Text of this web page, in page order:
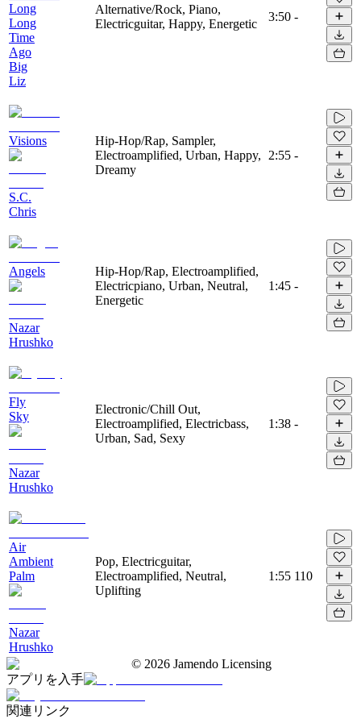
Long
Long
Time
Ago
Big
Liz
Alternative/Rock, Piano,
Electricguitar, Happy, Energetic
3:50 -
Visions
S.C.
Chris
Hip-Hop/Rap, Sampler,
Electroamplified, Urban, Happy,
Dreamy
2:55 -
Angels
Nazar
Hrushko
Hip-Hop/Rap, Electroamplified,
Electricpiano, Urban, Neutral,
Energetic
1:45 -
Fly
Sky
Nazar
Hrushko
Electronic/Chill Out,
Electroamplified, Electricbass,
Urban, Sad, Sexy
1:38 -
Air
Ambient
Palm
Nazar
Hrushko
Pop, Electricguitar,
Electroamplified, Neutral,
Uplifting
1:55 110
© 2026 Jamendo Licensing
アプリを入手
関連リンク